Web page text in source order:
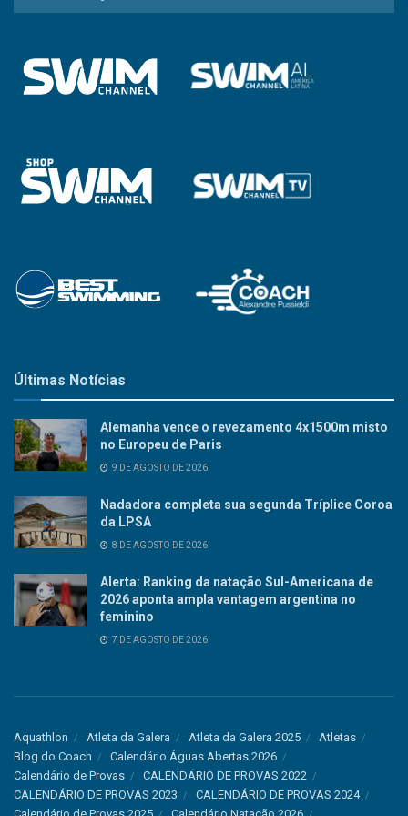
Últimas Notícias
Alemanha vence o revezamento 4x1500m misto
no Europeu de Paris
9 DE AGOSTO DE 2026
Nadadora completa sua segunda Tríplice Coroa
da LPSA
8 DE AGOSTO DE 2026
Alerta: Ranking da natação Sul-Americana de
2026 aponta ampla vantagem argentina no
feminino
7 DE AGOSTO DE 2026
Aquathlon Atleta da Galera Atleta da Galera 2025
Atletas
Blog do Coach
Calendário Águas Abertas 2026
Calendário de Provas
CALENDÁRIO DE PROVAS 2022
CALENDÁRIO DE PROVAS 2023
CALENDÁRIO DE PROVAS 2024